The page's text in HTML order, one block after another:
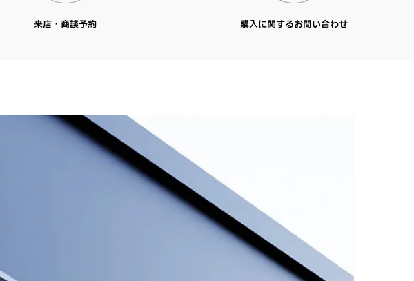
来店・商談予約 購入に関するお問い合わせ